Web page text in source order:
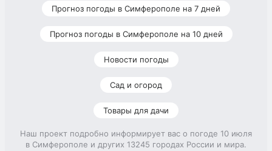
Прогноз погоды в Симферополе на 7 дней
Прогноз погоды в Симферополе на 10 дней
Новости погоды
Сад и огород
Товары для дачи
Наш проект подробно информирует вас о погоде 10 июля
в Симферополе и других 13245 городах России и мира.